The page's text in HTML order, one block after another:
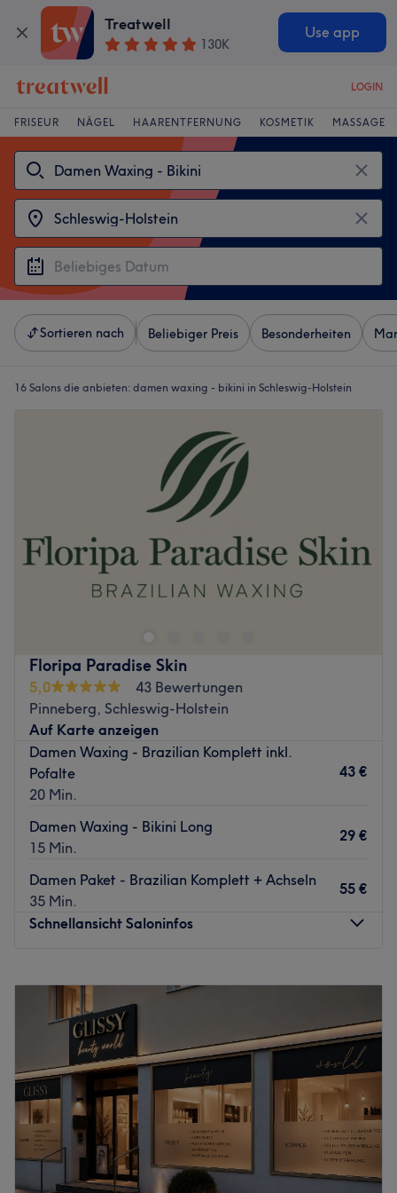
Treatwell
130K
Use app
LOGIN
FRISEUR NÄGEL HAARENTFERNUNG KOSMETIK MASSAGE
Sortieren nach Beliebiger Preis Besonderheiten
16 Salons die anbieten: damen waxing - bikini in Schleswig-Holstein
Floripa Paradise Skin
5,0
43 Bewertungen
Pinneberg, Schleswig-Holstein
Auf Karte anzeigen
Damen Waxing - Brazilian Komplett inkl.
Pofalte
20 Min.
43 €
Damen Waxing - Bikini Long
15 Min.
29 €
Damen Paket - Brazilian Komplett + Achseln
35 Min.
55 €
Schnellansicht Saloninfos
Dienstag
Mittwoch
Donnerstag
09:00–19:00
Freitag
09:00
19:00
Samstag
09:00–14:00
Sonntag
Geschlossen
Floripa Paradise Skin ist ein stilvolles Kosmetikstudio für
authentisches Brazilian Waxing in Pinneberg – dein
Experte für professionelle Haarentfernung und gepflegte